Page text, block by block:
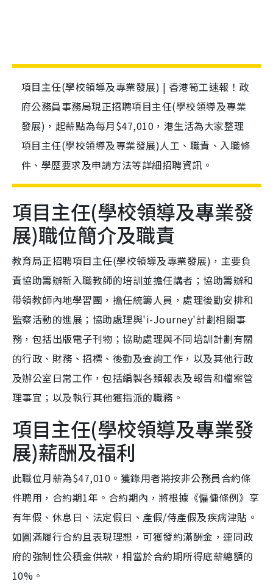
項目主任(學校領導及專業發展) | 香港筍工速報！政
府公務員事務局現正招聘項目主任(學校領導及專業
發展)，起薪點為每月$47,010，港生活為大家整理
項目主任(學校領導及專業發展)人工、職責、入職條
件、學歷要求及申請方法等詳細招聘資訊。
項目主任(學校領導及專業發
展)職位簡介及職責
教育局正招聘項目主任(學校領導及專業發展)，主要負
責協助籌辦新入職教師的培訓並擔任講者；協助籌辦和
帶領教師內地學習團，擔任統籌人員，處理後勤安排和
監察活動的進展；協助處理與'i-Journey'計劃相關事
務，包括出版電子刊物；協助處理與不同培訓計劃有關
的行政、財務、招標、後勤及查詢工作，以及其他行政
及辦公室日常工作，包括編製各類報表及報告和檔案管
理事宜；以及執行其他獲指派的職務。
項目主任(學校領導及專業發
展)薪酬及福利
此職位月薪為$47,010。獲錄用者將按非公務員合約條
件聘用，合約期1年。合約期內，將根據《僱傭條例》享
有年假、休息日、法定假日、產假/侍產假及疾病津貼。
如圓滿履行合約且表現理想，可獲發約滿酬金，連同政
府的強制性公積金供款，相當於合約期所得底薪總額的
10%。